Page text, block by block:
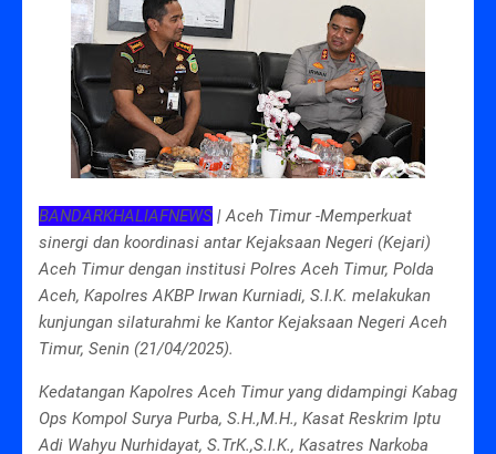
BANDARKHALIAFNEWS | Aceh Timur -Memperkuat
sinergi dan koordinasi antar Kejaksaan Negeri (Kejari)
Aceh Timur dengan institusi Polres Aceh Timur, Polda
Aceh, Kapolres AKBP Irwan Kurniadi, S.I.K. melakukan
kunjungan silaturahmi ke Kantor Kejaksaan Negeri Aceh
Timur, Senin (21/04/2025).
Kedatangan Kapolres Aceh Timur yang didampingi Kabag
Ops Kompol Surya Purba, S.H.,M.H., Kasat Reskrim Iptu
Adi Wahyu Nurhidayat, S.TrK.,S.I.K., Kasatres Narkoba